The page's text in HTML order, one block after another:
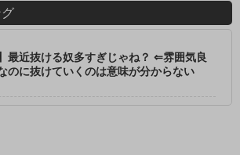
最近抜ける奴多すぎじゃね？ ⇐雰囲気良
のに抜けていくのは意味が分からない